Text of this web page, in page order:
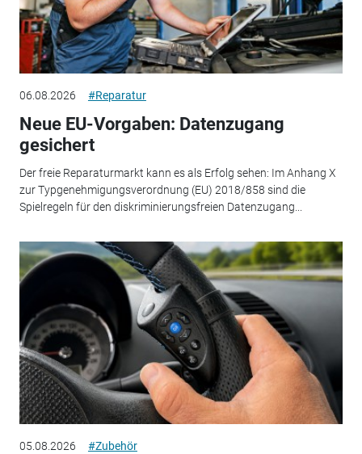
06.08.2026 #Reparatur
Neue EU-Vorgaben: Datenzugang
gesichert
Der freie Reparaturmarkt kann es als Erfolg sehen: Im Anhang X
zur Typgenehmigungsverordnung (EU) 2018/858 sind die
Spielregeln für den diskriminierungsfreien Datenzugang...
05.08.2026 #Zubehör